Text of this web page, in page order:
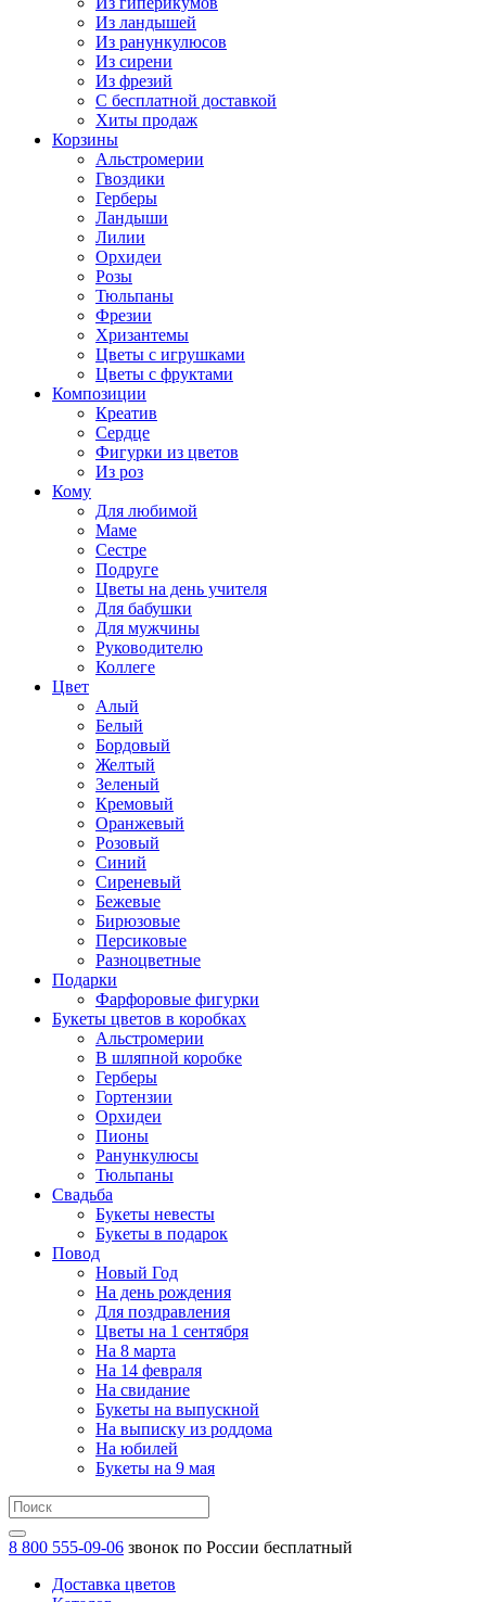
Из ландышей
Из ранункулюсов
Из сирени
Из фрезий
С бесплатной доставкой
Хиты продаж
Корзины
Альстромерии
Гвоздики
Герберы
Ландыши
Лилии
Орхидеи
Розы
Тюльпаны
Фрезии
Хризантемы
Цветы с игрушками
Цветы с фруктами
Композиции
Креатив
Сердце
Фигурки из цветов
Из роз
Кому
Для любимой
Маме
Сестре
Подруге
Цветы на день учителя
Для бабушки
Для мужчины
Руководителю
Коллеге
Цвет
Алый
Белый
Бордовый
Желтый
Зеленый
Кремовый
Оранжевый
Розовый
Синий
Сиреневый
Бежевые
Бирюзовые
Персиковые
Разноцветные
Подарки
Фарфоровые фигурки
Букеты цветов в коробках
Альстромерии
В шляпной коробке
Герберы
Гортензии
Орхидеи
Пионы
Ранункулюсы
Тюльпаны
Свадьба
Букеты невесты
Букеты в подарок
Повод
Новый Год
На день рождения
Для поздравления
Цветы на 1 сентября
На 8 марта
На 14 февраля
На свидание
Букеты на выпускной
На выписку из роддома
На юбилей
Букеты на 9 мая
8 800 555-09-06 звонок по России бесплатный
Доставка цветов